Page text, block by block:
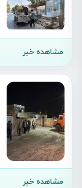
مشاهده خبر
مشاهده خبر